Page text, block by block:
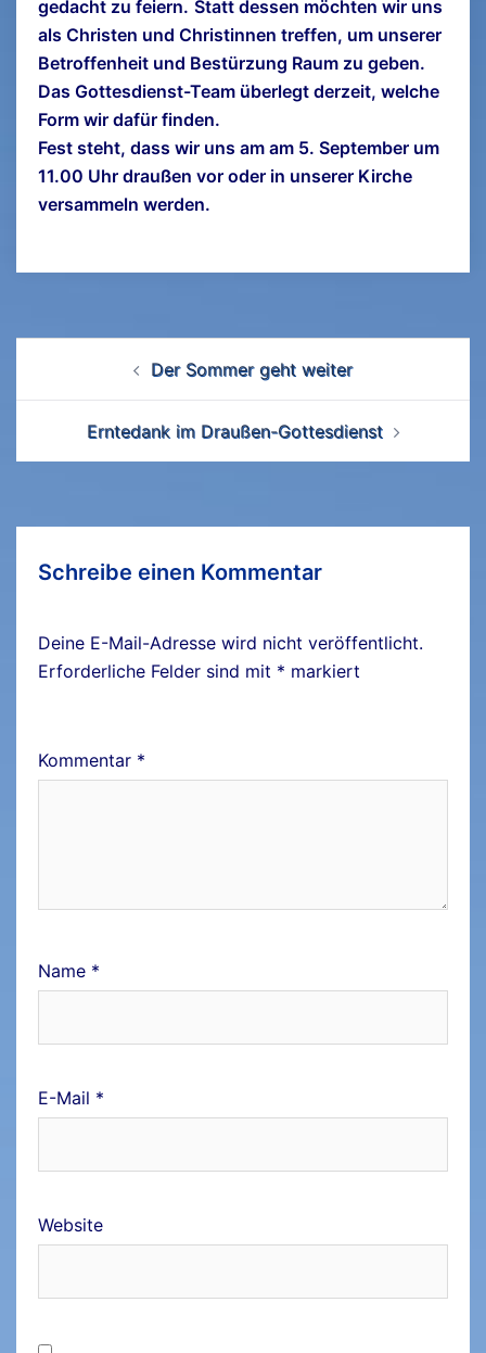
gedacht zu feiern. Statt dessen möchten wir uns
als Christen und Christinnen treffen, um unserer
Betroffenheit und Bestürzung Raum zu geben.
Das Gottesdienst-Team überlegt derzeit, welche
Form wir dafür finden.
Fest steht, dass wir uns am am 5. September um
11.00 Uhr draußen vor oder in unserer Kirche
versammeln werden.
Navigation Der Sommer geht weiter
Erntedank im Draußen-Gottesdienst
Schreibe einen Kommentar
Deine E-Mail-Adresse wird nicht veröffentlicht.
Erforderliche Felder sind mit * markiert
Kommentar *
Name *
E-Mail *
Website